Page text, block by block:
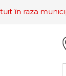
în raza